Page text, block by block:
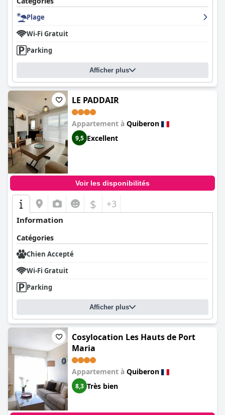
Plage
Wi-Fi Gratuit
Parking
Afficher plus
LE PADDAIR
Appartement à Quiberon
9,5 Excellent
Voir les disponibilités
$ +3
Information
Catégories
Chien Accepté
Wi-Fi Gratuit
Parking
Afficher plus
Cosylocation Les Hauts de Port
Maria
Appartement à Quiberon
8,3 Très bien